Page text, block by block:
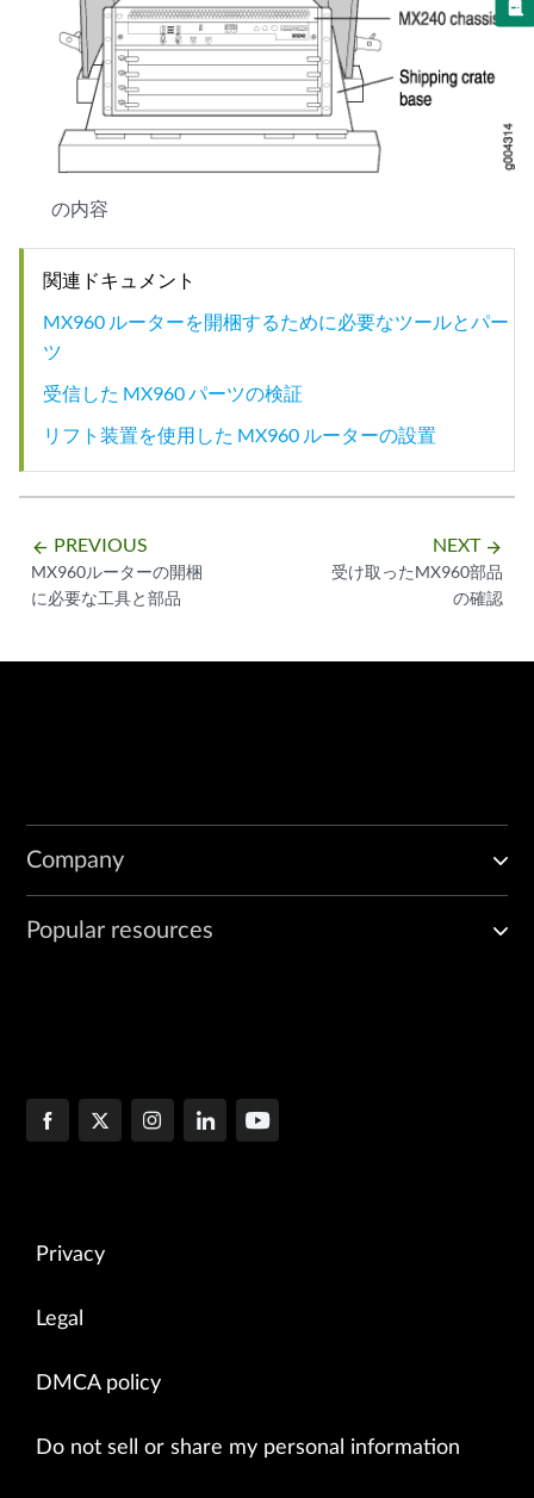
の内容
関連ドキュメント
MX960 ルーターを開梱するために必要なツールとパー
ツ
受信した MX960 パーツの検証
リフト装置を使用した MX960 ルーターの設置
arrow_backward PREVIOUS
MX960ルーターの開梱
に必要な工具と部品
NEXT arrow_forward
受け取ったMX960部品
の確認
Company
Popular resources
Privacy
Legal
DMCA policy
Do not sell or share my personal information